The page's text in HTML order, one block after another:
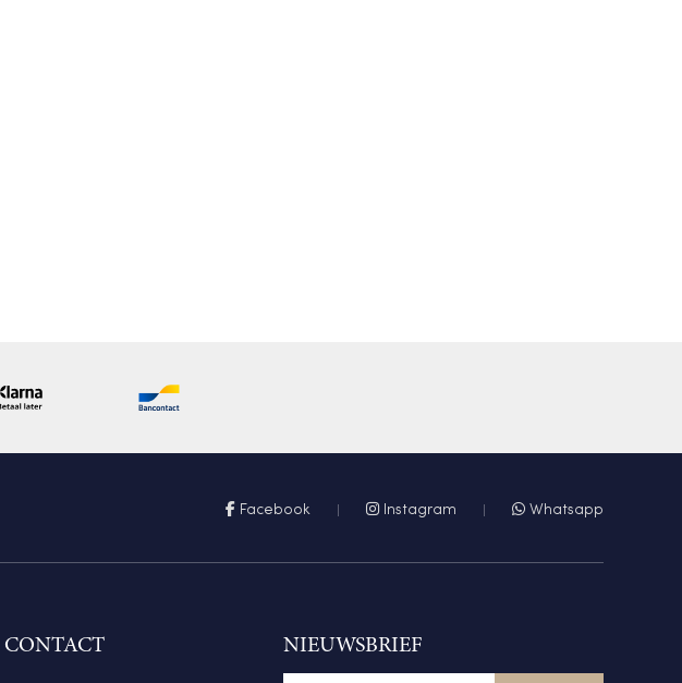
Facebook Instagram Whatsapp
CONTACT NIEUWSBRIEF